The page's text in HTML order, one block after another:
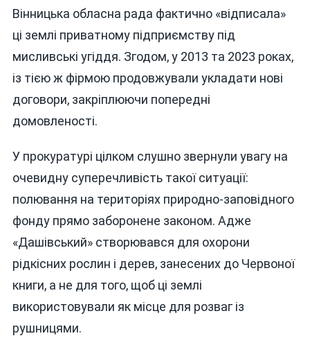
Вінницька обласна рада фактично «відписала»
ці землі приватному підприємству під
мисливські угіддя. Згодом, у 2013 та 2023 роках,
із тією ж фірмою продовжували укладати нові
договори, закріплюючи попередні
домовленості.
У прокуратурі цілком слушно звернули увагу на
очевидну суперечливість такої ситуації:
полювання на територіях природно-заповідного
фонду прямо заборонене законом. Адже
«Дашівський» створювався для охорони
рідкісних рослин і дерев, занесених до Червоної
книги, а не для того, щоб ці землі
використовували як місце для розваг із
рушницями.